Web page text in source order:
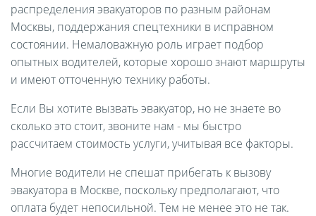
распределения эвакуаторов по разным районам
Москвы, поддержания спецтехники в исправном
состоянии. Немаловажную роль играет подбор
опытных водителей, которые хорошо знают маршруты
и имеют отточенную технику работы.
Если Вы хотите вызвать эвакуатор, но не знаете во
сколько это стоит, звоните нам - мы быстро
рассчитаем стоимость услуги, учитывая все факторы.
Многие водители не спешат прибегать к вызову
эвакуатора в Москве, поскольку предполагают, что
оплата будет непосильной. Тем не менее это не так.